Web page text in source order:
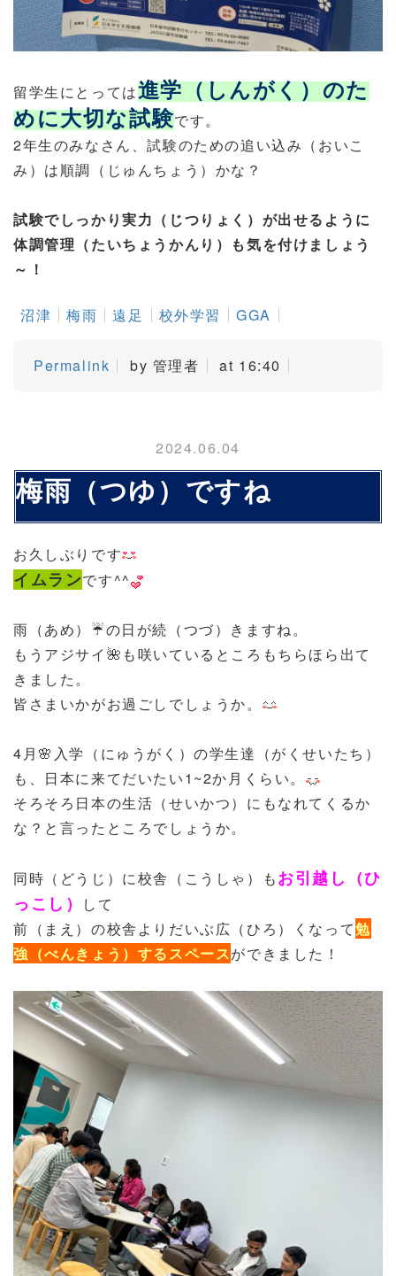
留学生にとっては進学（しんがく）のた
めに大切な試験です。
2年生のみなさん、試験のための追い込み（おいこ
み）は順調（じゅんちょう）かな？
試験でしっかり実力（じつりょく）が出せるように
体調管理（たいちょうかんり）も気を付けましょう
～！
沼津 梅雨 遠足 校外学習 GGA
Permalink by 管理者 at 16:40
2024.06.04
梅雨（つゆ）ですね
お久しぶりです
イムランです^^
雨（あめ）☔の日が続（つづ）きますね。
もうアジサイ🌺も咲いているところもちらほら出て
きました。
皆 さまいかがお過ごしでしょうか。
4月🌸入学（にゅうがく）の学生達（がくせいたち）
も、日本に来てだいたい1~2か月くらい。
そろそろ日本の生活（せいかつ）にもなれてくるか
な？と言ったところでしょうか。
同時（どうじ）に校舎（こうしゃ）もお引越し（ひ
っこし）
して
前（まえ）の校舎よりだいぶ広（ひろ）くなって勉
強（べんきょう）するスペースができました！